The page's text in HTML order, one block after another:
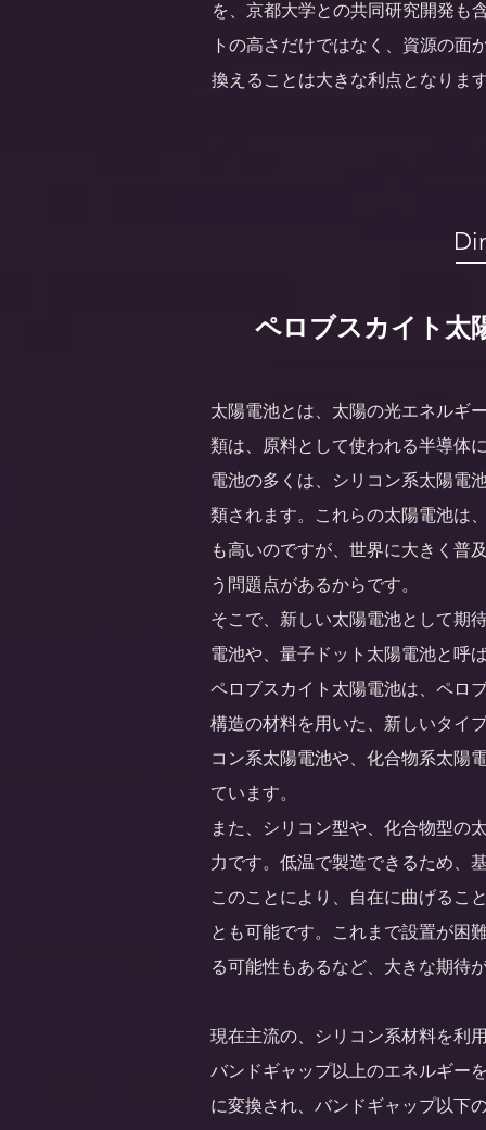
を、京都大学との共同研究開発も
トの高さだけではなく、資源の面
換えることは大きな利点となりま
ペロブスカイト太
太陽電池とは、太陽の光エネルギ
類は、原料として使われる半導体
電池の多くは、シリコン系太陽電
類されます。これらの太陽電池は
も高いのですが、世界に大きく普
う問題点があるからです。
そこで、新しい太陽電池として期
電池や、量子ドット太陽電池と呼
ペロブスカイト太陽電池は、ペロ
構造の材料を用いた、新しいタイ
コン系太陽電池や、化合物系太陽
ています。
また、シリコン型や、化合物型の
力です。低温で製造できるため、
このことにより、自在に曲げるこ
とも可能です。これまで設置が困
る可能性もあるなど、大きな期待
現在主流の、シリコン系材料を利
バンドギャップ以上のエネルギー
に変換され、バンドギャップ以下